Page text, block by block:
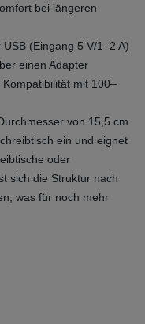
bei längeren
(Eingang 5 V/1–2 A)
einen Adapter
mit 100–
von 15,5 cm
ein und eignet
oder
sich die Struktur nach
was für noch mehr